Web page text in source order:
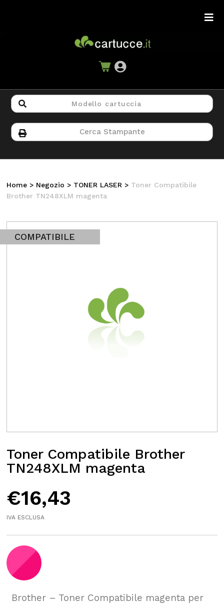
Home > Negozio > TONER LASER > Toner Compatibile
Brother TN248XLM magenta
COMPATIBILE
Toner Compatibile Brother
TN248XLM magenta
€16,43
IVA ESCLUSA
Brother – Toner Compatibile magenta per